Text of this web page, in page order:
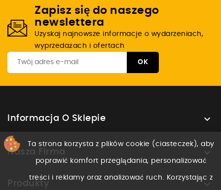
Zapisz się do naszego
newslettera
Uzyskaj najnowsze informacje o wydarzeniach,
wyprzedażach i ofertach
Informacja O Sklepie 
Nasza Firma 
Produkty 
Ta strona korzysta z plików cookie (ciasteczek), aby
poprawić komfort przeglądania, personalizować
treści i reklamy oraz analizować ruch. Korzystając z